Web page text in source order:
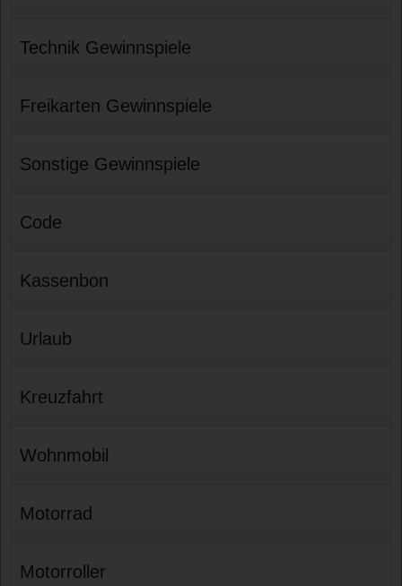
Technik Gewinnspiele
Freikarten Gewinnspiele
Sonstige Gewinnspiele
Code
Kassenbon
Urlaub
Kreuzfahrt
Wohnmobil
Motorrad
Motorroller